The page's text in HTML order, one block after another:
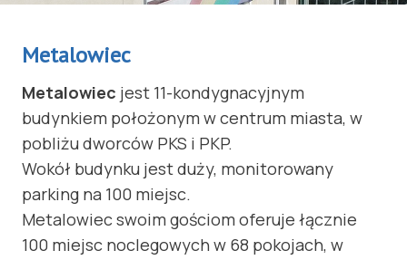
Metalowiec
Metalowiec jest 11-kondygnacyjnym
budynkiem położonym w centrum miasta, w
pobliżu dworców PKS i PKP.
Wokół budynku jest duży, monitorowany
parking na 100 miejsc.
Metalowiec swoim gościom oferuje łącznie
100 miejsc noclegowych w 68 pokojach, w